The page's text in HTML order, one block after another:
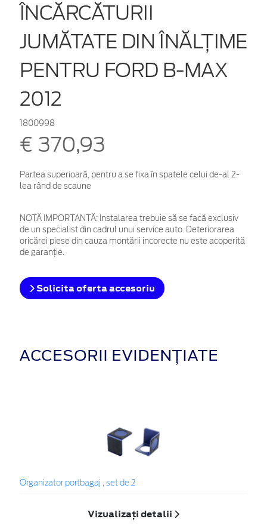
ÎNCĂRCĂTURII
JUMĂTATE DIN ÎNĂLŢIME
PENTRU FORD B-MAX
2012
1800998
€ 370,93
Partea superioară, pentru a se fixa în spatele celui de-al 2-
lea rând de scaune
NOTĂ IMPORTANTĂ: Instalarea trebuie să se facă exclusiv
de un specialist din cadrul unui service auto. Deteriorarea
oricărei piese din cauza montării incorecte nu este acoperită
de garanţie.
Solicita oferta accesoriu
ACCESORII EVIDENȚIATE
Organizator portbagaj , set de 2
Vizualizați detalii